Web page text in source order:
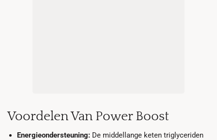
Voordelen Van Power Boost
Energieondersteuning:De middellange keten triglyceriden